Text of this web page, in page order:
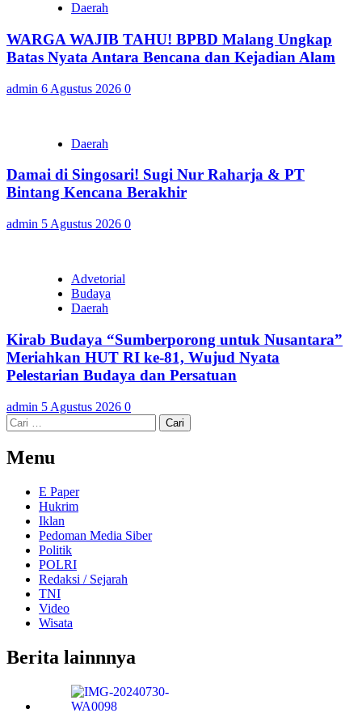
Daerah
WARGA WAJIB TAHU! BPBD Malang Ungkap
Batas Nyata Antara Bencana dan Kejadian Alam
admin 6 Agustus 2026 0
Daerah
Damai di Singosari! Sugi Nur Raharja & PT
Bintang Kencana Berakhir
admin 5 Agustus 2026 0
Advetorial
Budaya
Daerah
Kirab Budaya “Sumberporong untuk Nusantara”
Meriahkan HUT RI ke-81, Wujud Nyata
Pelestarian Budaya dan Persatuan
admin 5 Agustus 2026 0
Cari
untuk:
Menu
E Paper
Hukrim
Iklan
Pedoman Media Siber
Politik
POLRI
Redaksi / Sejarah
TNI
Video
Wisata
Berita lainnnya